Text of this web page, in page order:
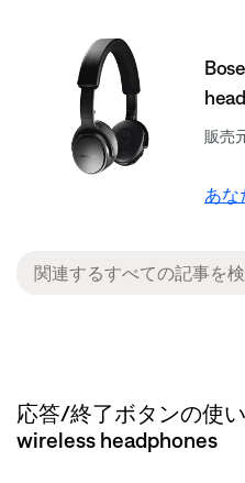
販売
あな
応答/終了ボタンの使
wireless headphones